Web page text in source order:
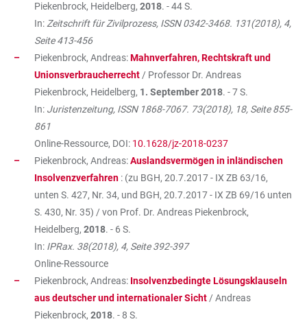
Piekenbrock, Heidelberg, 2018. - 44 S.
In: Zeitschrift für Zivilprozess, ISSN 0342-3468. 131(2018), 4,
Seite 413-456
Piekenbrock, Andreas:Mahnverfahren, Rechtskraft und
Unionsverbraucherrecht / Professor Dr. Andreas
Piekenbrock, Heidelberg, 1. September 2018. - 7 S.
In: Juristenzeitung, ISSN 1868-7067. 73(2018), 18, Seite 855-
861
Online-Ressource, DOI: 10.1628/jz-2018-0237
Piekenbrock, Andreas:Auslandsvermögen in inländischen
Insolvenzverfahren : (zu BGH, 20.7.2017 - IX ZB 63/16,
unten S. 427, Nr. 34, und BGH, 20.7.2017 - IX ZB 69/16 unten
S. 430, Nr. 35) / von Prof. Dr. Andreas Piekenbrock,
Heidelberg, 2018. - 6 S.
In: IPRax. 38(2018), 4, Seite 392-397
Online-Ressource
Piekenbrock, Andreas: Insolvenzbedingte Lösungsklauseln
aus deutscher und internationaler Sicht / Andreas
Piekenbrock, 2018. - 8 S.